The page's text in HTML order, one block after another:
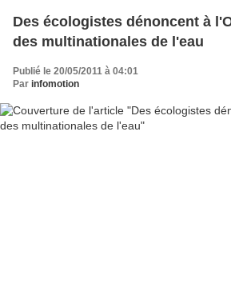
Des écologistes dénoncent à
des multinationales de l'eau
Publié le 20/05/2011 à 04:01
Par infomotion